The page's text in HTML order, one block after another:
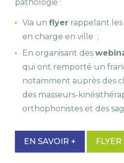
pathologie :
Via un flyer rappelant les
en charge en ville ;
En organisant des
qui ont remporté un
notamment auprès des
des masseurs-
orthophonistes et des
EN SAVOIR +